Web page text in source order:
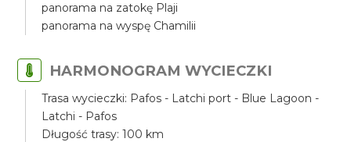
panorama na zatokę Plaji
panorama na wyspę Chamilii
HARMONOGRAM WYCIECZKI
Trasa wycieczki: Pafos - Latchi port - Blue Lagoon -
Latchi - Pafos
Długość trasy: 100 km